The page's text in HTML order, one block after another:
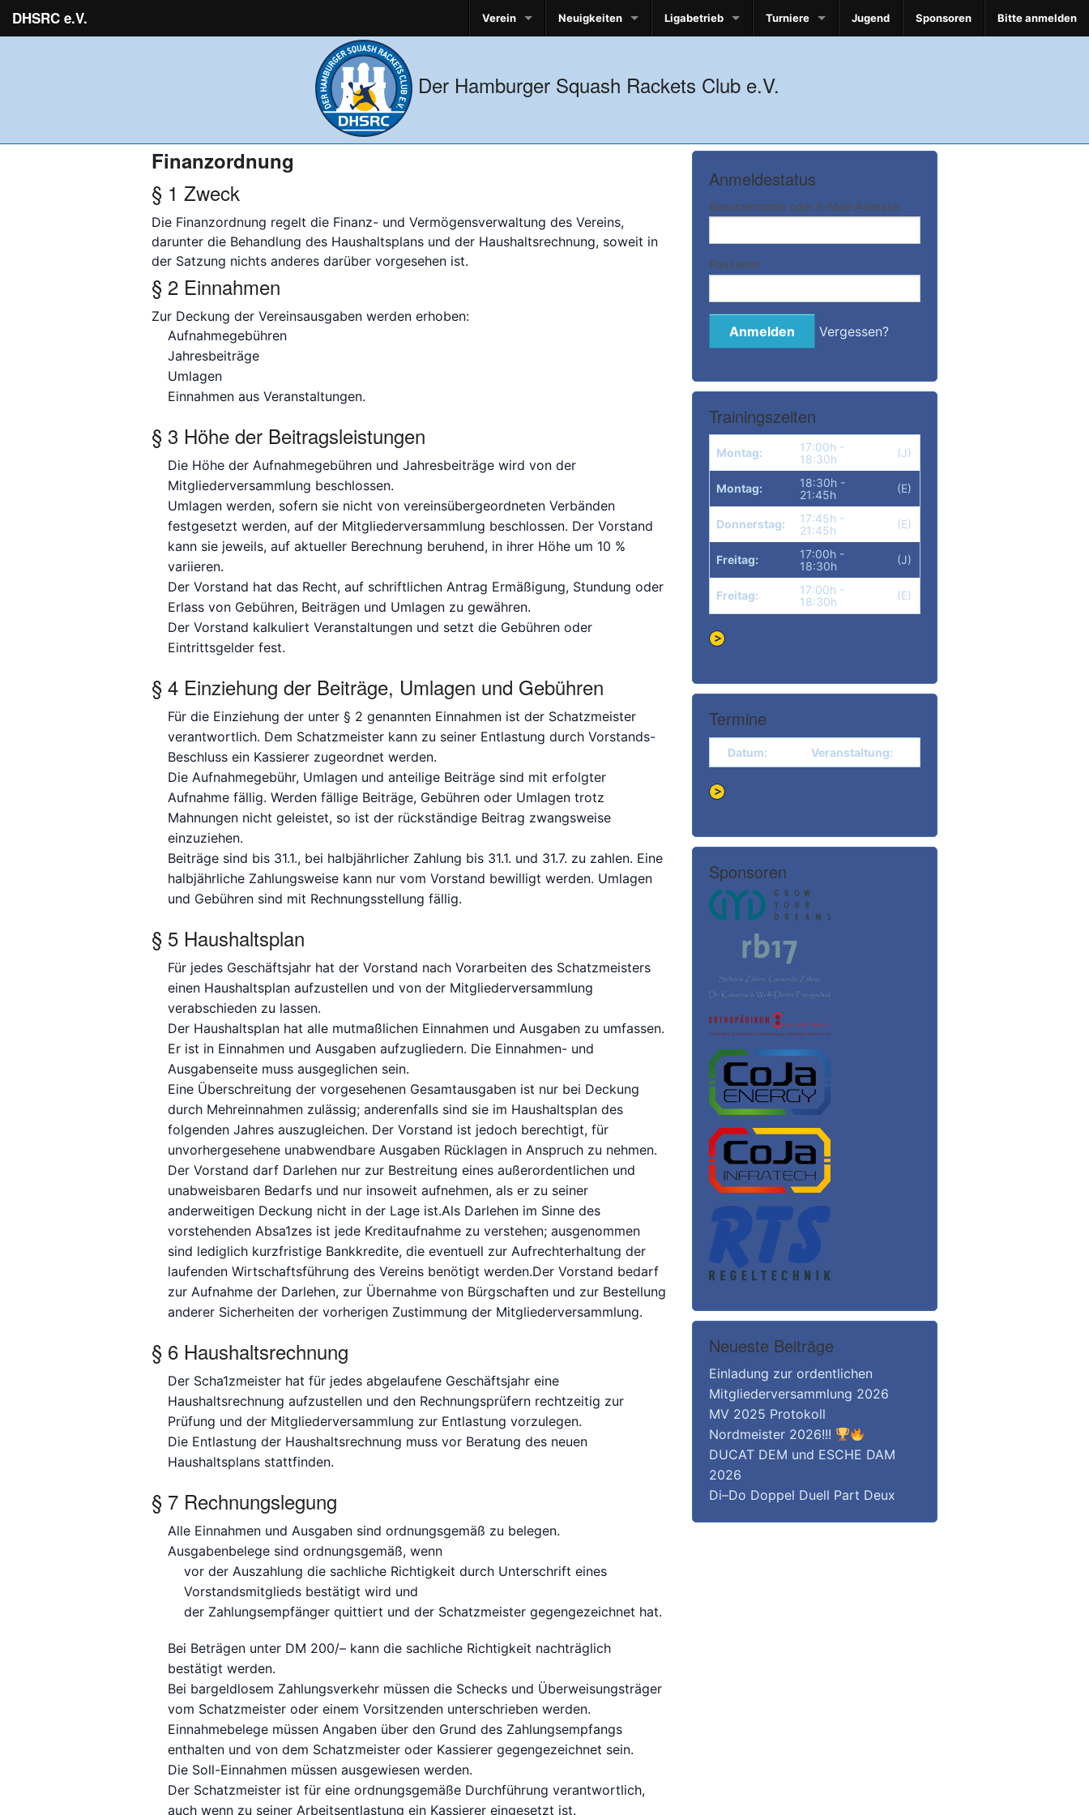
DHSRC e.V. Verein Neuigkeiten Ligabetrieb Turniere Jugend Sponsoren Bitte anmelden
Der Hamburger Squash Rackets Club e.V.
Finanzordnung
§ 1 Zweck
Die Finanzordnung regelt die Finanz- und Vermögensverwaltung des Vereins,
darunter die Behandlung des Haushaltsplans und der Haushaltsrechnung, soweit in
der Satzung nichts anderes darüber vorgesehen ist.
§ 2 Einnahmen
Zur Deckung der Vereinsausgaben werden erhoben:
Aufnahmegebühren
Jahresbeiträge
Umlagen
Einnahmen aus Veranstaltungen.
§ 3 Höhe der Beitragsleistungen
Die Höhe der Aufnahmegebühren und Jahresbeiträge wird von der
Mitgliederversammlung beschlossen.
Umlagen werden, sofern sie nicht von vereinsübergeordneten Verbänden
festgesetzt werden, auf der Mitgliederversammlung beschlossen. Der Vorstand
kann sie jeweils, auf aktueller Berechnung beruhend, in ihrer Höhe um 10 %
variieren.
Der Vorstand hat das Recht, auf schriftlichen Antrag Ermäßigung, Stundung oder
Erlass von Gebühren, Beiträgen und Umlagen zu gewähren.
Der Vorstand kalkuliert Veranstaltungen und setzt die Gebühren oder
Eintrittsgelder fest.
§ 4 Einziehung der Beiträge, Umlagen und Gebühren
Für die Einziehung der unter § 2 genannten Einnahmen ist der Schatzmeister
verantwortlich. Dem Schatzmeister kann zu seiner Entlastung durch Vorstands-
Beschluss ein Kassierer zugeordnet werden.
Die Aufnahmegebühr, Umlagen und anteilige Beiträge sind mit erfolgter
Aufnahme fällig. Werden fällige Beiträge, Gebühren oder Umlagen trotz
Mahnungen nicht geleistet, so ist der rückständige Beitrag zwangsweise
einzuziehen.
Beiträge sind bis 31.1., bei halbjährlicher Zahlung bis 31.1. und 31.7. zu zahlen. Eine
halbjährliche Zahlungsweise kann nur vom Vorstand bewilligt werden. Umlagen
und Gebühren sind mit Rechnungsstellung fällig.
§ 5 Haushaltsplan
Für jedes Geschäftsjahr hat der Vorstand nach Vorarbeiten des Schatzmeisters
einen Haushaltsplan aufzustellen und von der Mitgliederversammlung
verabschieden zu lassen.
Der Haushaltsplan hat alle mutmaßlichen Einnahmen und Ausgaben zu umfassen.
Er ist in Einnahmen und Ausgaben aufzugliedern. Die Einnahmen- und
Ausgabenseite muss ausgeglichen sein.
Eine Überschreitung der vorgesehenen Gesamtausgaben ist nur bei Deckung
durch Mehreinnahmen zulässig; anderenfalls sind sie im Haushaltsplan des
folgenden Jahres auszugleichen. Der Vorstand ist jedoch berechtigt, für
unvorhergesehene unabwendbare Ausgaben Rücklagen in Anspruch zu nehmen.
Der Vorstand darf Darlehen nur zur Bestreitung eines außerordentlichen und
unabweisbaren Bedarfs und nur insoweit aufnehmen, als er zu seiner
anderweitigen Deckung nicht in der Lage ist.Als Darlehen im Sinne des
vorstehenden Absa1zes ist jede Kreditaufnahme zu verstehen; ausgenommen
sind lediglich kurzfristige Bankkredite, die eventuell zur Aufrechterhaltung der
laufenden Wirtschaftsführung des Vereins benötigt werden.Der Vorstand bedarf
zur Aufnahme der Darlehen, zur Übernahme von Bürgschaften und zur Bestellung
anderer Sicherheiten der vorherigen Zustimmung der Mitgliederversammlung.
§ 6 Haushaltsrechnung
Der Scha1zmeister hat für jedes abgelaufene Geschäftsjahr eine
Haushaltsrechnung aufzustellen und den Rechnungsprüfern rechtzeitig zur
Prüfung und der Mitgliederversammlung zur Entlastung vorzulegen.
Die Entlastung der Haushaltsrechnung muss vor Beratung des neuen
Haushaltsplans stattfinden.
§ 7 Rechnungslegung
Alle Einnahmen und Ausgaben sind ordnungsgemäß zu belegen.
Ausgabenbelege sind ordnungsgemäß, wenn
vor der Auszahlung die sachliche Richtigkeit durch Unterschrift eines
Vorstandsmitglieds bestätigt wird und
der Zahlungsempfänger quittiert und der Schatzmeister gegengezeichnet hat.
Bei Beträgen unter DM 200/– kann die sachliche Richtigkeit nachträglich
bestätigt werden.
Bei bargeldlosem Zahlungsverkehr müssen die Schecks und Überweisungsträger
vom Schatzmeister oder einem Vorsitzenden unterschrieben werden.
Einnahmebelege müssen Angaben über den Grund des Zahlungsempfangs
enthalten und von dem Schatzmeister oder Kassierer gegengezeichnet sein.
Die Soll-Einnahmen müssen ausgewiesen werden.
Der Schatzmeister ist für eine ordnungsgemäße Durchführung verantwortlich,
auch wenn zu seiner Arbeitsentlastung ein Kassierer eingesetzt ist.
Anmeldestatus
Benutzername oder E-Mail-Adresse
Passwort
Vergessen?
Trainingszeiten
Montag:
17:00h -
18:30h
(J)
Montag:
18:30h -
21:45h
(E)
Donnerstag:
17:45h -
21:45h
(E)
Freitag:
17:00h -
18:30h
(J)
Freitag:
17:00h -
18:30h
(E)
Termine
Datum: Veranstaltung:
Sponsoren
Neueste Beiträge
Einladung zur ordentlichen
Mitgliederversammlung 2026
MV 2025 Protokoll
Nordmeister 2026!!!
DUCAT DEM und ESCHE DAM
2026
Di–Do Doppel Duell Part Deux